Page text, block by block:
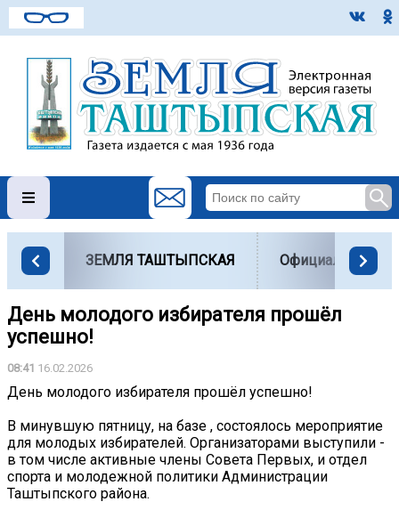
ЗЕМЛЯ ТАШТЫПСКАЯ Официально
День молодого избирателя прошёл
успешно!
08:41 16.02.2026
День молодого избирателя прошёл успешно!
В минувшую пятницу, на базе , состоялось мероприятие
для молодых избирателей. Организаторами выступили -
в том числе активные члены Совета Первых, и отдел
спорта и молодежной политики Администрации
Таштыпского района.